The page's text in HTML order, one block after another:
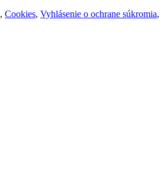
, Cookies, Vyhlásenie o ochrane súkromia,